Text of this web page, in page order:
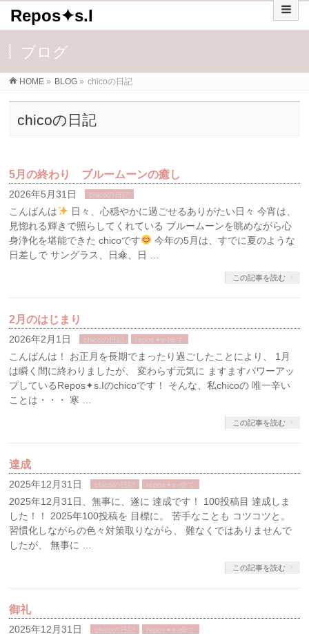
Repos✦s.I
ブログ
HOME » BLOG » chicoの日記
chicoの日記
5月の終わり ブルームーンの癒し
2026年5月31日 chicoの日記
こんばんは
日々、心穏やかに過ごせるありがたい日々 今宵は、
見惚れる輝きで照らしてくれている ブルームーンを眺めながら心
身浄化を堪能できた chicoです
今年の5月は、すでに夏のような
日差しで サングラス、日傘、日 …
この記事を読む
2月のはじまり
2026年2月1日 chicoの日記 repos✦s-i全て
こんばんは！ お正月を長期でまったり過ごしたことにより、 1月
は瞬く間に終わりましたが、 変わらず元気に ますますパワーアッ
プしているRepos✦s.Iのchicoです！ そんな、私chicoの 唯一辛い
ことは・・・ 寒 …
この記事を読む
達成
2025年12月31日 chicoの日記 repos✦s-i全て
2025年12月31日、無事に、遂に 達成です！ 100投稿目 達成しま
した！！ 2025年100投稿を 目標に。 苦手なことも コツコツと。
習慣化しながらの色々対策取りながら、 難なくではありませんで
したが、 無事に …
この記事を読む
御礼
2025年12月31日 chicoの日記 repos✦s-i全て